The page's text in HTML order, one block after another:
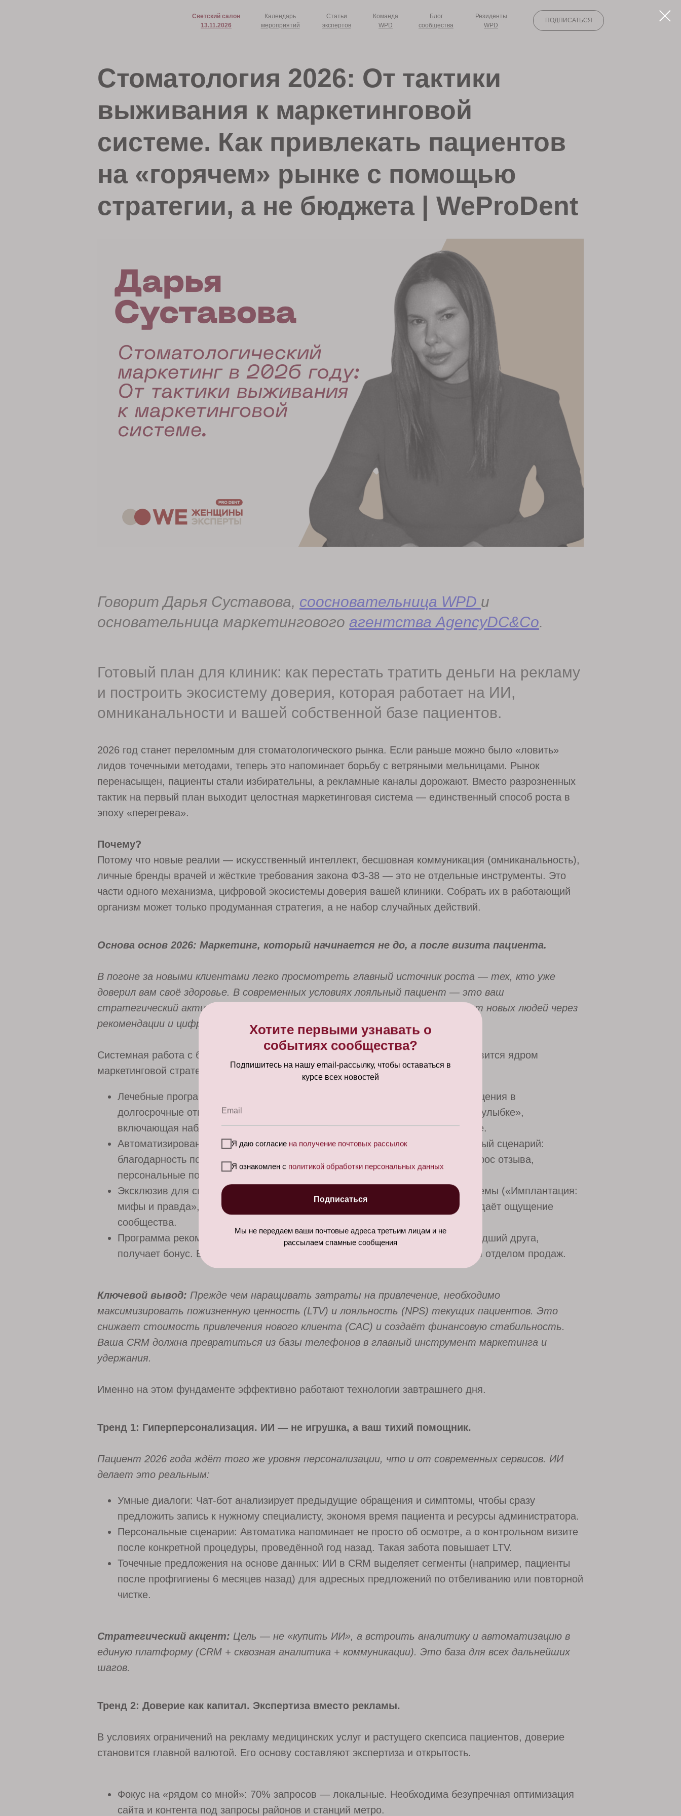
Светский салон
13.11.2026
Резиденты
WPD
Команда
WPD
Блог
сообщества
Статьи
экспертов
Календарь
мероприятий
ПОДПИСАТЬСЯ
Стоматология 2026: От тактики
выживания к маркетинговой
системе. Как привлекать пациентов
на «горячем» рынке с помощью
стратегии, а не бюджета | WeProDent
Говорит Дарья Суставова, соосновательница WPD и
основательница маркетингового агентства AgencyDC&Co.
Готовый план для клиник: как перестать тратить деньги на рекламу
и построить экосистему доверия, которая работает на ИИ,
омниканальности и вашей собственной базе пациентов.
2026 год станет переломным для стоматологического рынка. Если раньше можно было «ловить»
лидов точечными методами, теперь это напоминает борьбу с ветряными мельницами. Рынок
перенасыщен, пациенты стали избирательны, а рекламные каналы дорожают. Вместо разрозненных
тактик на первый план выходит целостная маркетинговая система — единственный способ роста в
эпоху «перегрева».
Почему?
Потому что новые реалии — искусственный интеллект, бесшовная коммуникация (омниканальность),
личные бренды врачей и жёсткие требования закона ФЗ-38 — это не отдельные инструменты. Это
части одного механизма, цифровой экосистемы доверия вашей клиники. Собрать их в работающий
организм может только продуманная стратегия, а не набор случайных действий.
Основа основ 2026: Маркетинг, который начинается не до, а после визита пациента.
В погоне за новыми клиентами легко просмотреть главный источник роста — тех, кто уже
доверил вам своё здоровье. В современных условиях лояльный пациент — это ваш
стратегический актив, который обеспечивает стабильный доход и приводит новых людей через
рекомендации и цифровые отзывы.
Системная работа с базой перестаёт быть задачей для администратора и становится ядром
маркетинговой стратегии:
Лечебные программы и планы приверженности: Превращаем разовые обращения в
долгосрочные отношения. Например, годовая программа «Ключ к здоровой улыбке»,
включающая наблюдение, профилактику и специальные условия на лечение.
Автоматизированная «цепочка заботы»: Не просто SMS-напоминание, а целый сценарий:
благодарность после приёма, полезные материалы по уходу, тактичный запрос отзыва,
персональные поздравления.
Эксклюзив для своих: Закрытые онлайн-встречи с врачами на актуальные темы («Имплантация:
мифы и правда», «Детская гигиена без слёз»). Это укрепляет доверие и создаёт ощущение
сообщества.
Программа рекомендаций: Чёткая и прозрачная система, где пациент, приведший друга,
получает бонус. Ваша лояльная аудитория становится самым эффективным отделом продаж.
Ключевой вывод: Прежде чем наращивать затраты на привлечение, необходимо
максимизировать пожизненную ценность (LTV) и лояльность (NPS) текущих пациентов. Это
снижает стоимость привлечения нового клиента (CAC) и создаёт финансовую стабильность.
Ваша CRM должна превратиться из базы телефонов в главный инструмент маркетинга и
удержания.
Именно на этом фундаменте эффективно работают технологии завтрашнего дня.
Тренд 1: Гиперперсонализация. ИИ — не игрушка, а ваш тихий помощник.
Пациент 2026 года ждёт того же уровня персонализации, что и от современных сервисов. ИИ
делает это реальным:
Умные диалоги: Чат-бот анализирует предыдущие обращения и симптомы, чтобы сразу
предложить запись к нужному специалисту, экономя время пациента и ресурсы администратора.
Персональные сценарии: Автоматика напоминает не просто об осмотре, а о контрольном визите
после конкретной процедуры, проведённой год назад. Такая забота повышает LTV.
Точечные предложения на основе данных: ИИ в CRM выделяет сегменты (например, пациенты
после профгигиены 6 месяцев назад) для адресных предложений по отбеливанию или повторной
чистке.
Стратегический акцент: Цель — не «купить ИИ», а встроить аналитику и автоматизацию в
единую платформу (CRM + сквозная аналитика + коммуникации). Это база для всех дальнейших
шагов.
Тренд 2: Доверие как капитал. Экспертиза вместо рекламы.
В условиях ограничений на рекламу медицинских услуг и растущего скепсиса пациентов, доверие
становится главной валютой. Его основу составляют экспертиза и открытость.
Фокус на «рядом со мной»: 70% запросов — локальные. Необходима безупречная оптимизация
сайта и контента под запросы районов и станций метро.
Хотите первыми узнавать о
событиях сообщества?
Подпишитесь на нашу email-рассылку, чтобы оставаться в
курсе всех новостей
Email
Я даю согласие на получение почтовых рассылок
Я ознакомлен с политикой обработки персональных данных
Подписаться
Мы не передаем ваши почтовые адреса третьим лицам и не
рассылаем спамные сообщения